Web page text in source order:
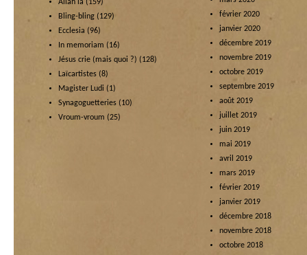
Allah là (159)
Bling-bling (129)
Ecclesia (96)
In memoriam (16)
Jésus crie (mais quoi ?) (128)
Laïcartistes (8)
Magister Ludi (1)
Synagoguetteries (10)
Vroum-vroum (25)
février 2020
janvier 2020
décembre 2019
novembre 2019
octobre 2019
septembre 2019
août 2019
juillet 2019
juin 2019
mai 2019
avril 2019
mars 2019
février 2019
janvier 2019
décembre 2018
novembre 2018
octobre 2018